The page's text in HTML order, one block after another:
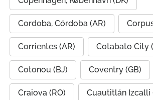
Cordoba, Córdoba (AR)
Corrientes (AR) Cotabato City
Cotonou (BJ) Coventry (GB)
Craiova (RO) Cuautitlán Izcalli